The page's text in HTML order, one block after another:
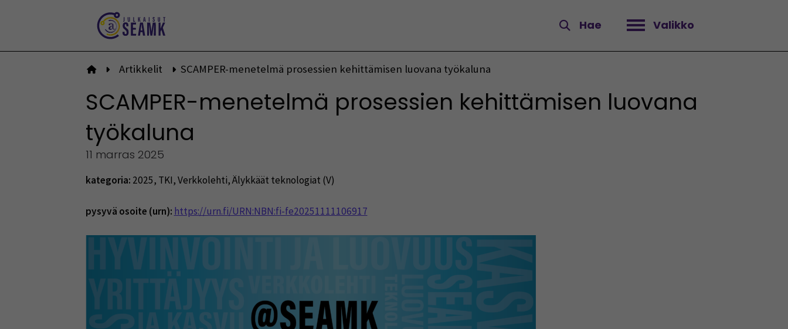
Hae Valikko
Avaa valikko
Etusivulle
Artikkelit SCAMPER-menetelmä prosessien kehittämisen luovana työkaluna
SCAMPER-menetelmä prosessien kehittämisen luovana
työkaluna
11 marras 2025
kategoria: 2025, TKI,Verkkolehti,Älykkäät teknologiat (V)
pysyvä osoite (urn): https://urn.fi/URN:NBN:fi-fe20251111106917